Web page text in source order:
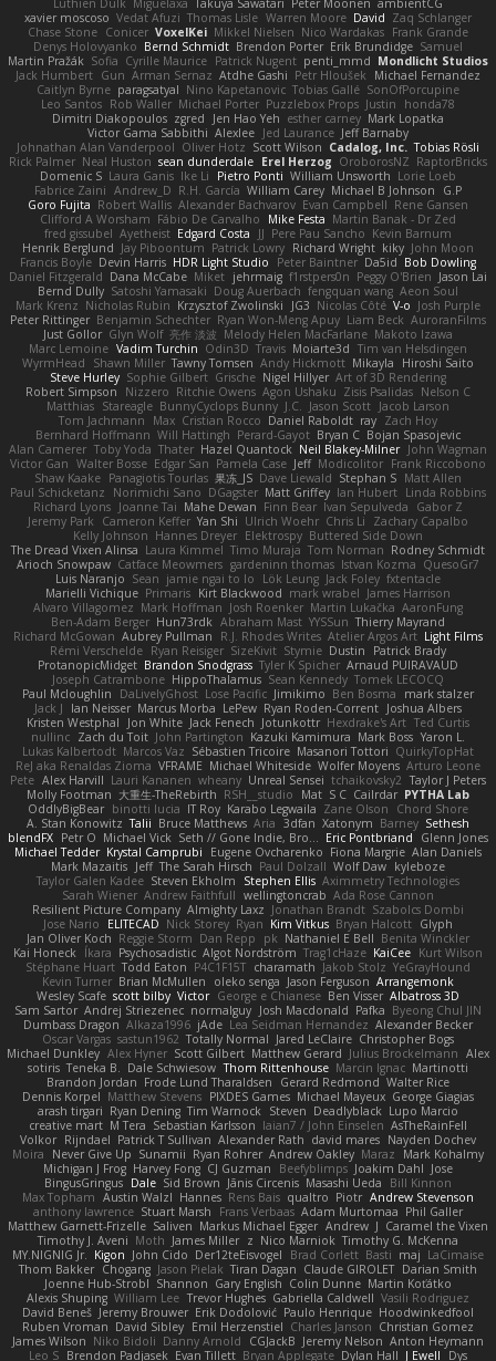
Luthien Dulk Miguelaxa Takuya Sawatari Peter Moonen ambientCG
xavier moscoso Vedat Afuzi Thomas Lisle Warren Moore David Zaq Schlanger
Chase Stone Conicer VoxelKei Mikkel Nielsen Nico Wardakas Frank Grande
Denys Holovyanko Bernd Schmidt Brendon Porter Erik Brundidge Samuel
Martin Pražák Sofia Cyrille Maurice Patrick Nugent penti_mmd Mondlicht Studios
Jack Humbert Gun Arman Sernaz Atdhe Gashi Petr Hloušek
Michael Fernandez
Caitlyn Byrne paragsatyal Nino Kapetanovic Tobias Gallé SonOfPorcupine
Leo Santos Rob Waller Michael Porter Puzzlebox Props Justin
honda78
Dimitri Diakopoulos zgred Jen Hao Yeh esther carney Mark Lopatka
Victor Gama Sabbithi Alexlee Jed Laurance Jeff Barnaby
Johnathan Alan Vanderpool Oliver Hotz Scott Wilson Cadalog, Inc. Tobias Rösli
Rick Palmer Neal Huston sean dunderdale Erel Herzog OroborosNZ RaptorBricks
Domenic S Laura Ganis Ike Li Pietro Ponti William Unsworth Lorie Loeb
Fabrice Zaini Andrew_D R.H. García William Carey Michael B Johnson
G.P
Goro Fujita Robert Wallis Alexander Bachvarov Evan Campbell Rene Gansen
Clifford A Worsham Fábio De Carvalho Mike Festa Martin Banak - Dr Zed
fred gissubel Ayetheist Edgard Costa JJ Pere Pau Sancho Kevin Barnum
Henrik Berglund Jay Piboontum Patrick Lowry Richard Wright kiky John Moon
Francis Boyle Devin Harris HDR Light Studio Peter Baintner Da5id Bob Dowling
Daniel Fitzgerald Dana McCabe Miket jehrmaig f1rstpers0n Peggy O'Brien Jason Lai
Bernd Dully Satoshi Yamasaki Doug Auerbach fengquan wang Aeon Soul
Mark Krenz Nicholas Rubin Krzysztof Zwolinski JG3 Nicolas Côté V-o Josh Purple
Peter Rittinger Benjamin Schechter Ryan Won-Meng Apuy Liam Beck AuroranFilms
Just Gollor Glyn Wolf 亮作 淡波 Melody Helen MacFarlane Makoto Izawa
Marc Lemoine Vadim Turchin Odin3D Travis Moiarte3d Tim van Helsdingen
WyrmHead
Shawn Miller Tawny Tomsen Andy Hickmott Mikayla
Hiroshi Saito
Steve Hurley Sophie Gilbert Grische Nigel Hillyer Art of 3D Rendering
Robert Simpson
Nizzero Ritchie Owens Agon Ushaku Zisis Psalidas Nelson C
Matthias Stareagle BunnyCyclops Bunny J.C. Jason Scott Jacob Larson
Tom Jachmann
Max Cristian Rocco Daniel Raboldt ray Zach Hoy
Bernhard Hoffmann Will Hattingh Perard-Gayot Bryan C Bojan Spasojevic
Alan Camerer Toby Yoda Thater Hazel Quantock Neil Blakey-Milner John Wagman
Victor Gan Walter Bosse Edgar San Pamela Case Jeff Modicolitor Frank Riccobono
Shaw Kaake Panagiotis Tourlas 果冻_JS Dave Liewald Stephan S Matt Allen
Paul Schicketanz
Norimichi Sano DGagster Matt Griffey Ian Hubert Linda Robbins
Richard Lyons Joanne Tai Mahe Dewan Finn Bear Ivan Sepulveda
Gabor Z
Jeremy Park
Cameron Keffer Yan Shi Ulrich Woehr Chris Li
Zachary Capalbo
Kelly Johnson Hannes Dreyer Elektrospy Buttered Side Down
The Dread Vixen Alinsa Laura Kimmel Timo Muraja Tom Norman Rodney Schmidt
Arioch Snowpaw Catface Meowmers gardeninn thomas Istvan Kozma QuesoGr7
Luis Naranjo Sean jamie ngai to lo Lök Leung Jack Foley fxtentacle
Marielli Vichique Primaris Kirt Blackwood mark wrabel James Harrison
Alvaro Villagomez Mark Hoffman Josh Roenker Martin Lukačka AaronFung
Ben-Adam Berger Hun73rdk Abraham Mast YYSSun Thierry Mayrand
Richard McGowan Aubrey Pullman R.J. Rhodes Writes Atelier Argos Art Light Films
Rémi Verschelde Ryan Reisiger SizeKivit Stymie Dustin
Patrick Brady
ProtanopicMidget Brandon Snodgrass Tyler K Spicher Arnaud PUIRAVAUD
Joseph Catrambone HippoThalamus Sean Kennedy Tomek LECOCQ
Paul Mcloughlin
DaLivelyGhost Lose Pacific Jimikimo Ben Bosma
mark stalzer
Jack J
Ian Neisser Marcus Morba LePew Ryan Roden-Corrent Joshua Albers
Kristen Westphal
Jon White Jack Fenech Jotunkottr Hexdrake's Art Ted Curtis
nullinc Zach du Toit John Partington Kazuki Kamimura Mark Boss Yaron L.
Lukas Kalbertodt Marcos Vaz Sébastien Tricoire Masanori Tottori QuirkyTopHat
ReJ aka Renaldas Zioma VFRAME Michael Whiteside Wolfer Moyens Arturo Leone
Pete Alex Harvill Lauri Kananen wheany Unreal Sensei tchaikovsky2 Taylor J Peters
Molly Footman 大重生-TheRebirth RSH__studio Mat S C Cailrdar PYTHA Lab
OddlyBigBear binotti lucia IT Roy Karabo Legwaila Zane Olson
Chord Shore
A. Stan Konowitz Talii Bruce Matthews Aria 3dfan Xatonym Barney Sethesh
blendFX Petr O Michael Vick Seth // Gone Indie, Bro... Eric Pontbriand
Glenn Jones
Michael Tedder Krystal Camprubi Eugene Ovcharenko Fiona Margrie Alan Daniels
Mark Mazaitis Jeff The Sarah Hirsch Paul Dolzall Wolf Daw kyleboze
Taylor Galen Kadee Steven Ekholm Stephen Ellis Aximmetry Technologies
Sarah Wiener Andrew Faithfull wellingtoncrab Ada Rose Cannon
Resilient Picture Company Almighty Laxz Jonathan Brandt Szabolcs Dombi
Jose Nario
ELITECAD Nick Storey Ryan Kim Vitkus Bryan Halcott Glyph
Jan Oliver Koch Reggie Storm Dan Repp pk Nathaniel E Bell Benita Winckler
Kai Honeck Íkara Psychosadistic Algot Nordström Trag1cHaze KaiCee Kurt Wilson
Stéphane Huart Todd Eaton P4C1F15T charamath Jakob Stolz YeGrayHound
Kevin Turner Brian McMullen oleko senga Jason Ferguson Arrangemonk
Wesley Scafe scott bilby Victor George e Chianese Ben Visser Albatross 3D
Sam Sartor Andrej Striezenec normalguy Josh Macdonald Pafka Byeong Chul JIN
Dumbass Dragon Alkaza1996 jAde Lea Seidman Hernandez Alexander Becker
Oscar Vargas sastun1962 Totally Normal Jared LeClaire Christopher Bogs
Michael Dunkley Alex Hyner Scott Gilbert Matthew Gerard Julius Brockelmann Alex
sotiris Teneka B. Dale Schwiesow Thom Rittenhouse Marcin Ignac Martinotti
Brandon Jordan Frode Lund Tharaldsen Gerard Redmond Walter Rice
Dennis Korpel Matthew Stevens PIXDES Games Michael Mayeux George Giagias
arash tirgari Ryan Dening Tim Warnock Steven Deadlyblack Lupo Marcio
creative mart M Tera Sebastian Karlsson Iaian7 / John Einselen AsTheRainFell
Volkor Rijndael Patrick T Sullivan Alexander Rath david mares Nayden Dochev
Moira
Never Give Up Sunamii Ryan Rohrer Andrew Oakley Maraz
Mark Kohalmy
Michigan J Frog Harvey Fong CJ Guzman Beefyblimps Joakim Dahl Jose
BingusGringus Dale Sid Brown Jānis Circenis Masashi Ueda
Bill Kinnon
Max Topham Austin Walzl Hannes Rens Bais qualtro Piotr Andrew Stevenson
anthony lawrence Stuart Marsh Frans Verbaas Adam Murtomaa Phil Galler
Matthew Garnett-Frizelle Saliven Markus Michael Egger Andrew J Caramel the Vixen
Timothy J. Aveni Moth James Miller z Nico Marniok Timothy G. McKenna
MY.NIGNIG Jr. Kigon John Cido Der12teEisvogel Brad Corlett Basti maj LaCimaise
Thom Bakker Chogang Jason Pielak Tiran Dagan Claude GIROLET Darian Smith
Joenne Hub-Strobl Shannon Gary English Colin Dunne Martin Koťátko
Alexis Shuping William Lee Trevor Hughes Gabriella Caldwell Vasili Rodriguez
David Beneš Jeremy Brouwer Erik Dodolović Paulo Henrique Hoodwinkedfool
Ruben Vroman David Sibley Emil Herzenstiel Charles Janson Christian Gomez
James Wilson Niko Bidoli Danny Arnold CGJackB Jeremy Nelson Anton Heymann
Leo S Brendon Padjasek Evan Tillett Bryan Applegate Dylan Hall J Ewell
Dys